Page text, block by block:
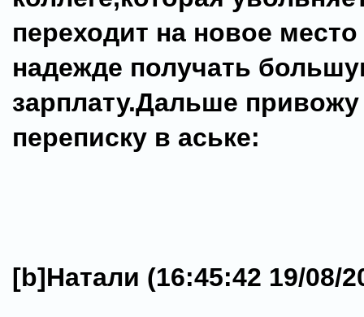
переходит на новое
надежде получать
зарплату.Дальше
переписку в аське:
[b]Натали (16:45:42 19/08/